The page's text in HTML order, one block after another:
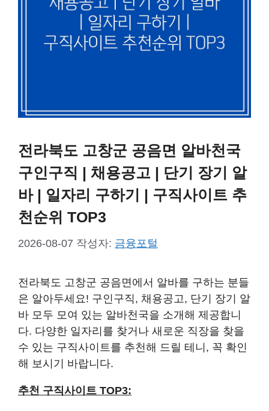
전라북도 고창군 공음면 알바천국
구인구직 | 채용공고 | 단기 장기 알
바 | 일자리 구하기 | 구직사이트 추
천순위 TOP3
2026-08-07 작성자: 금융포털
전라북도 고창군 공음면에서 알바를 구하는 분들
은 알아두세요! 구인구직, 채용공고, 단기 장기 알
바 모두 모여 있는 알바천국을 소개해 제공합니
다. 다양한 일자리를 찾거나 새로운 직장을 찾을
수 있는 구직사이트를 추천해 드릴 테니, 꼭 확인
해 보시기 바랍니다.
추천 구직사이트 TOP3: